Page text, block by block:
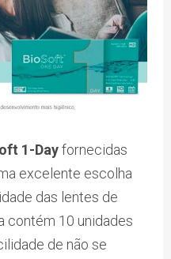
1-Dayfornecidas
excelente escolha
das lentes de
contém 10 unidades
de não se